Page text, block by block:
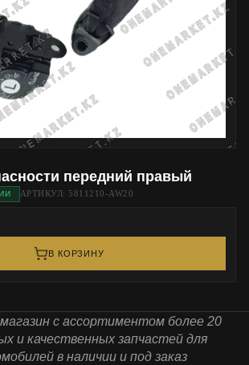
передний правый
АРТИКУЛ: 5811210-AW20
В КОРЗИНУ
с ассортиментом более 20
и качественных запчастей для
в наличии и под заказ